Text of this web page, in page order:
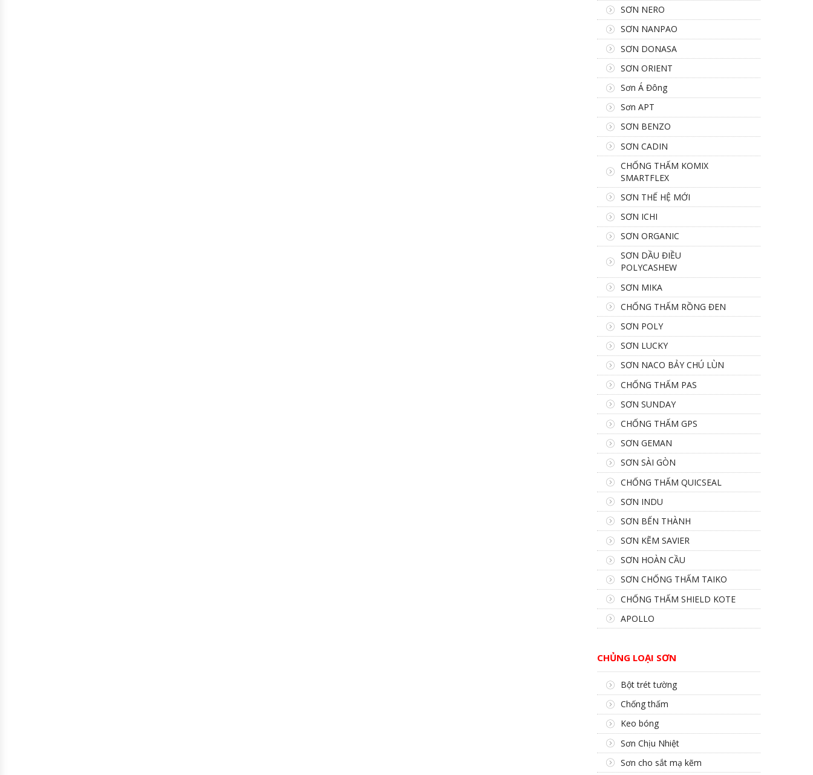
SƠN NERO
SƠN NANPAO
SƠN DONASA
SƠN ORIENT
Sơn Á Đông
Sơn APT
SƠN BENZO
SƠN CADIN
CHỐNG THẤM KOMIX
SMARTFLEX
SƠN THẾ HỆ MỚI
SƠN ICHI
SƠN ORGANIC
SƠN DẦU ĐIỀU
POLYCASHEW
SƠN MIKA
CHỐNG THẤM RỒNG ĐEN
SƠN POLY
SƠN LUCKY
SƠN NACO BẢY CHÚ LÙN
CHỐNG THẤM PAS
SƠN SUNDAY
CHỐNG THẤM GPS
SƠN GEMAN
SƠN SÀI GÒN
CHỐNG THẤM QUICSEAL
SƠN INDU
SƠN BẾN THÀNH
SƠN KẼM SAVIER
SƠN HOÀN CẦU
SƠN CHỐNG THẤM TAIKO
CHỐNG THẤM SHIELD KOTE
APOLLO
CHỦNG LOẠI SƠN
Bột trét tường
Chống thấm
Keo bóng
Sơn Chịu Nhiệt
Sơn cho sắt mạ kẽm